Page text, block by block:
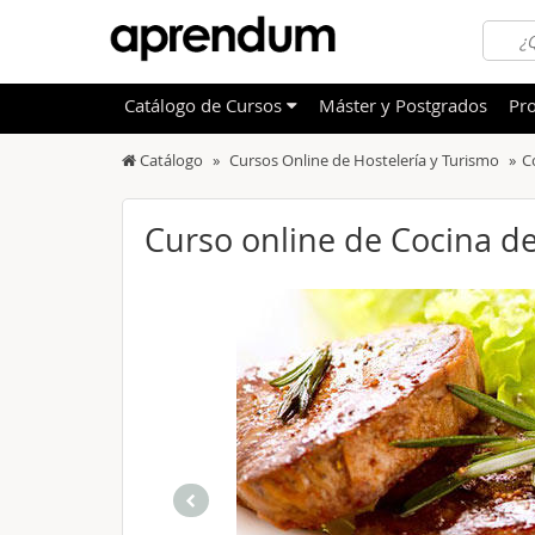
OFERTAS DESTACADAS
NOVEDADES DE NUESTRO CATÁLOGO
Otras
Catálogo Cursos Online de Hostelería y Turismo
Curso online de Cocina
Catálogo de Cursos Máster y Postgrados